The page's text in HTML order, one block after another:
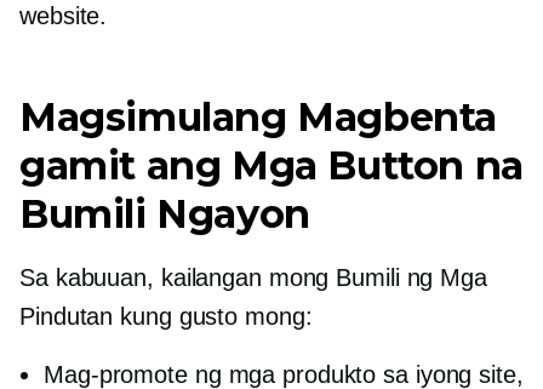
website.
Magsimulang Magbenta
gamit ang Mga Button na
Bumili Ngayon
Sa kabuuan, kailangan mong Bumili ng Mga
Pindutan kung gusto mong:
Mag-promote ng mga produkto sa iyong site,